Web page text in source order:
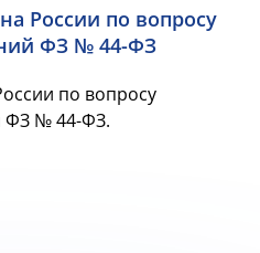
России по вопросу
ФЗ № 44-ФЗ
по вопросу
ФЗ № 44-ФЗ.